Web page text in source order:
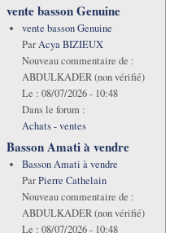
vente basson Genuine
vente basson Genuine
ParAcya BIZIEUX
Nouveau commentaire de :
ABDULKADER (non vérifié)
Le : 08/07/2026 - 10:48
Dans le forum :
Achats - ventes
Basson Amati à vendre
Basson Amati à vendre
ParPierre Cathelain
Nouveau commentaire de :
ABDULKADER (non vérifié)
Le : 08/07/2026 - 10:48